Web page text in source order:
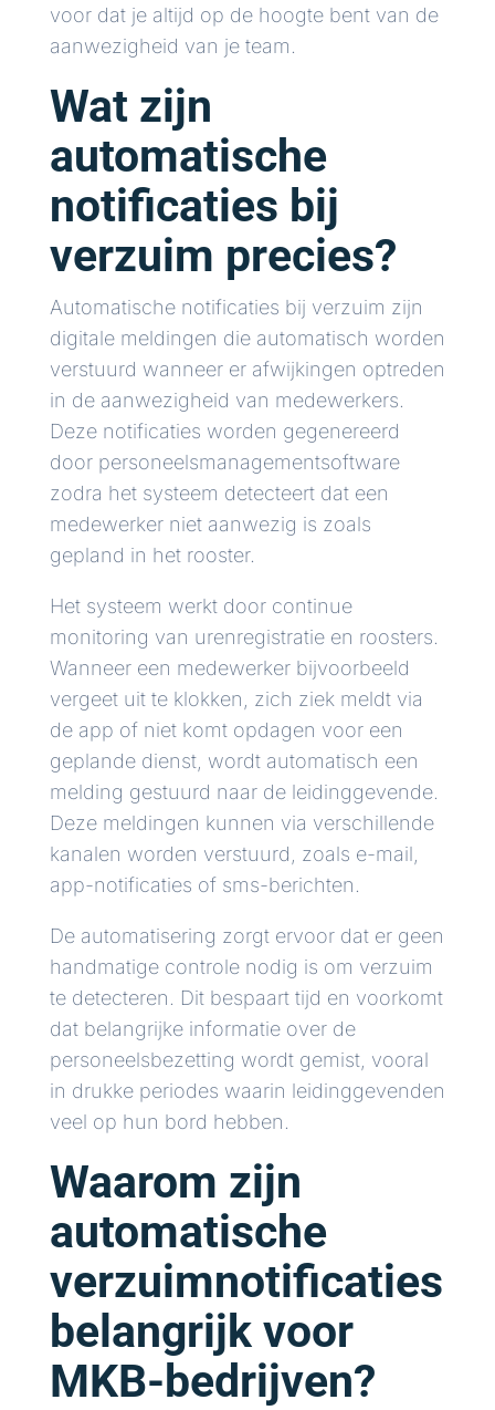
voor dat je altijd op de hoogte bent van de
aanwezigheid van je team.
Wat zijn
automatische
notificaties bij
verzuim precies?
Automatische notificaties bij verzuim zijn
digitale meldingen die automatisch worden
verstuurd wanneer er afwijkingen optreden
in de aanwezigheid van medewerkers.
Deze notificaties worden gegenereerd
door personeelsmanagementsoftware
zodra het systeem detecteert dat een
medewerker niet aanwezig is zoals
gepland in het rooster.
Het systeem werkt door continue
monitoring van urenregistratie en roosters.
Wanneer een medewerker bijvoorbeeld
vergeet uit te klokken, zich ziek meldt via
de app of niet komt opdagen voor een
geplande dienst, wordt automatisch een
melding gestuurd naar de leidinggevende.
Deze meldingen kunnen via verschillende
kanalen worden verstuurd, zoals e-mail,
app-notificaties of sms-berichten.
De automatisering zorgt ervoor dat er geen
handmatige controle nodig is om verzuim
te detecteren. Dit bespaart tijd en voorkomt
dat belangrijke informatie over de
personeelsbezetting wordt gemist, vooral
in drukke periodes waarin leidinggevenden
veel op hun bord hebben.
Waarom zijn
automatische
verzuimnotificaties
belangrijk voor
MKB-bedrijven?